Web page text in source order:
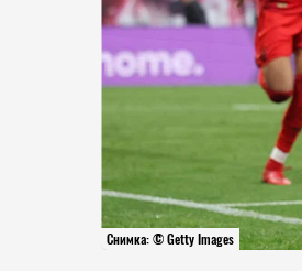
Снимка: © Getty Images